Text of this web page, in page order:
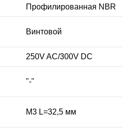
Профилированная NBR
Винтовой
250V AC/300V DC
"-"
М3 L=32,5 мм